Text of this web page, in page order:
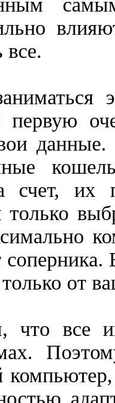
все.
счет, их
только
соперника.
только от
что все